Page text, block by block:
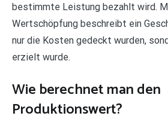
bestimmte Leistung bezahlt wird.
Wertschöpfung beschreibt ein
nur die Kosten gedeckt wurden,
erzielt wurde.
Wie berechnet man den
Produktionswert?